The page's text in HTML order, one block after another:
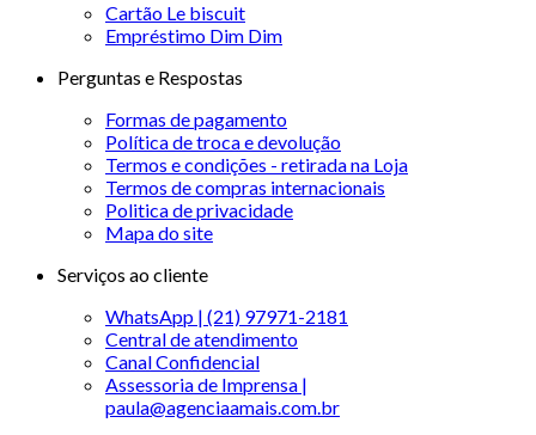
Cartão Le biscuit
Empréstimo Dim Dim
Perguntas e Respostas
Formas de pagamento
Política de troca e devolução
Termos e condições - retirada na Loja
Termos de compras internacionais
Politica de privacidade
Mapa do site
Serviços ao cliente
WhatsApp | (21) 97971-2181
Central de atendimento
Canal Confidencial
Assessoria de Imprensa |
paula@agenciaamais.com.br